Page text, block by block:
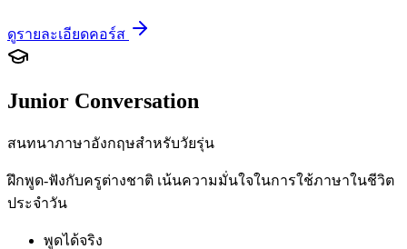
ดูรายละเอียดคอร์ส
Junior Conversation
สนทนาภาษาอังกฤษสำหรับวัยรุ่น
ฝึกพูด-ฟังกับครูต่างชาติ เน้นความมั่นใจในการใช้ภาษาในชีวิต
ประจำวัน
พูดได้จริง